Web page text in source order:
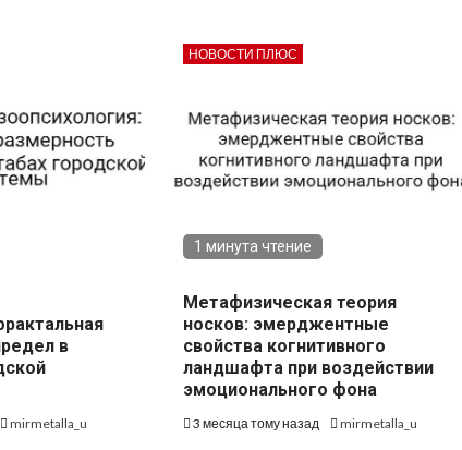
в
mirmetalla_u
НОВОСТИ ПЛЮС
1 минута чтение
Метафизическая теория
носков: эмерджентные
свойства когнитивного
ландшафта при воздействии
эмоционального фона
3 месяца тому назад mirmetalla_u